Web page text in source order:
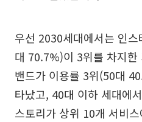
우선 2030세대에서는 인
대 70.7%)이 3위를 차지
밴드가 이용률 3위(50대
타났고, 40대 이하 세대에
스토리가 상위 10개 서비